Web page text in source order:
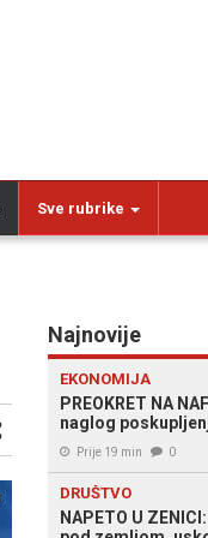
Sve rubrike
Najnovije
EKONOMIJA
PREOKRET NA
naglog
Prije 19 min 0
DRUŠTVO
NAPETO U